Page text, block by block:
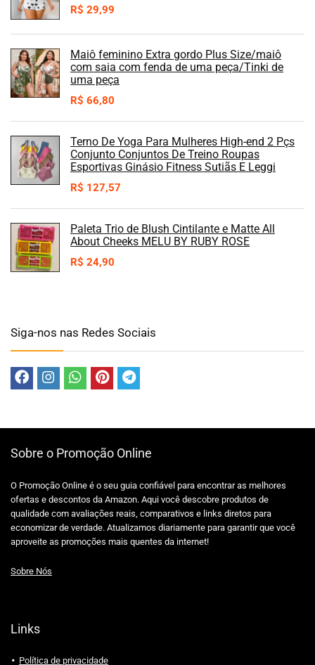
R$ 29,99
Maiô feminino Extra gordo Plus Size/maiô
com saia com fenda de uma peça/Tinki de
uma peça
R$ 66,80
Terno De Yoga Para Mulheres High-end 2 Pçs
Conjunto Conjuntos De Treino Roupas
Esportivas Ginásio Fitness Sutiãs E Leggi
R$ 127,57
Paleta Trio de Blush Cintilante e Matte All
About Cheeks MELU BY RUBY ROSE
R$ 24,90
Siga-nos nas Redes Sociais
Sobre o Promoção Online
O Promoção Online é o seu guia confiável para encontrar as melhores
ofertas e descontos da Amazon. Aqui você descobre produtos de
qualidade com avaliações reais, comparativos e links diretos para
economizar de verdade. Atualizamos diariamente para garantir que você
aproveite as promoções mais quentes da internet!
Sobre Nós
Links
Política de privacidade